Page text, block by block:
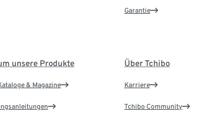
Garantie
unsere Produkte
& Magazine
Über Tchibo
Karriere
Tchibo Community